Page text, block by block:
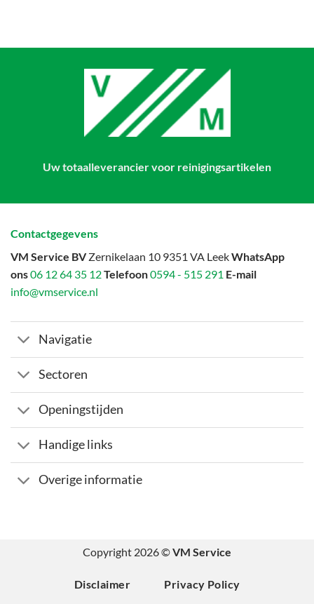
Uw totaalleverancier voor reinigingsartikelen
Contactgegevens
VM Service BVZernikelaan 10 9351 VA LeekWhatsApp
ons06 12 64 35 12Telefoon0594 - 515 291 E-mail
info@vmservice.nl
Navigatie
Sectoren
Openingstijden
Handige links
Overige informatie
Copyright 2026 ©VM Service
Disclaimer Privacy Policy